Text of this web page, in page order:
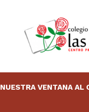
Las
NUESTRA VENTANA AL